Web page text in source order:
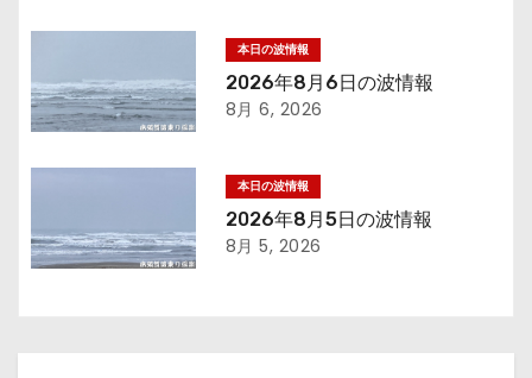
シ
ョ
ン
本日の波情報
2026年8月6日の波情報
8月 6, 2026
本日の波情報
2026年8月5日の波情報
8月 5, 2026